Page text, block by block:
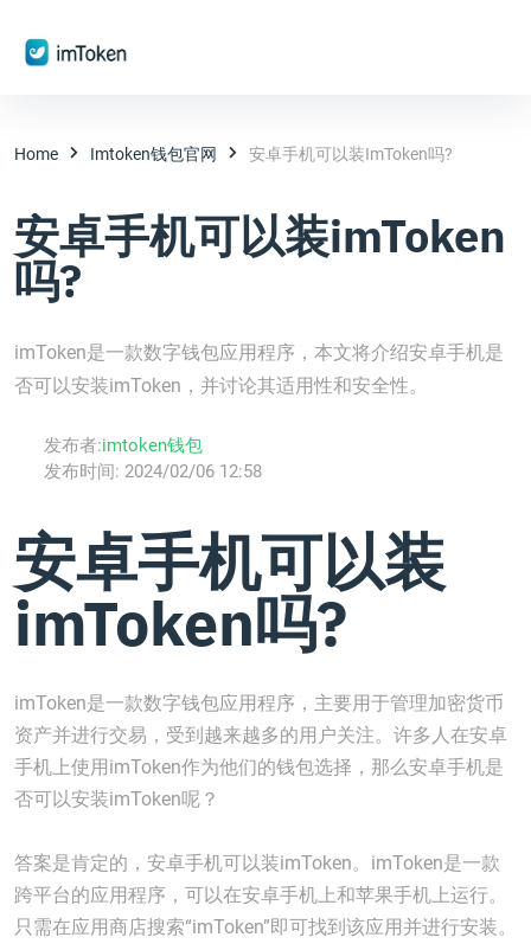
Home Imtoken钱包官网 安卓手机可以装imToken吗?
安卓手机可以装imToken
吗?
imToken是一款数字钱包应用程序，本文将介绍安卓手机是
否可以安装imToken，并讨论其适用性和安全性。
发布者:imtoken钱包
发布时间: 2024/02/06 12:58
安卓手机可以装
imToken吗?
imToken是一款数字钱包应用程序，主要用于管理加密货币
资产并进行交易，受到越来越多的用户关注。许多人在安卓
手机上使用imToken作为他们的钱包选择，那么安卓手机是
否可以安装imToken呢？
答案是肯定的，安卓手机可以装imToken。imToken是一款
跨平台的应用程序，可以在安卓手机上和苹果手机上运行。
只需在应用商店搜索“imToken”即可找到该应用并进行安装。